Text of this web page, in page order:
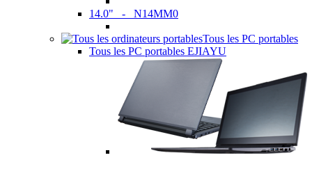
14.0" - N14MM0
Tous les PC portables
Tous les PC portables EJIAYU